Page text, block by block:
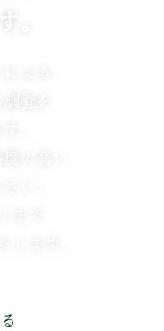
。
よる、
査を
の高い
い。
まで
します。